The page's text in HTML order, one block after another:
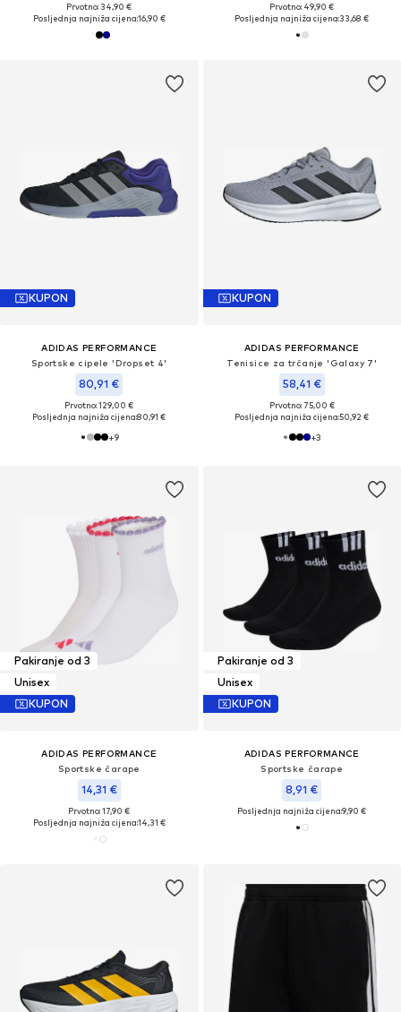
Prvotno: 34,90 €
Posljednja najniža cijena:16,90 €
Prvotno: 49,90 €
Posljednja najniža cijena:33,68 €
KUPON
ADIDAS PERFORMANCE
Sportske cipele 'Dropset 4'
80,91 €
Prvotno: 129,00 €
Posljednja najniža cijena:80,91 €
+9
KUPON
ADIDAS PERFORMANCE
Tenisice za trčanje 'Galaxy 7'
58,41 €
Prvotno: 75,00 €
Posljednja najniža cijena:50,92 €
+3
Pakiranje od 3
Unisex
KUPON
ADIDAS PERFORMANCE
Sportske čarape
14,31 €
Prvotno: 17,90 €
Posljednja najniža cijena:14,31 €
Pakiranje od 3
Unisex
KUPON
ADIDAS PERFORMANCE
Sportske čarape
8,91 €
Posljednja najniža cijena:9,90 €